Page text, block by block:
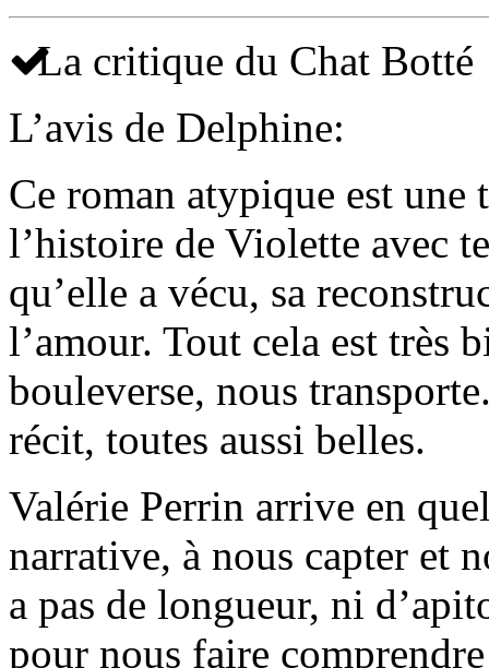
La critique du Chat Botté
L’avis de Delphine:
Ce roman atypique est une
l’histoire de Violette avec
qu’elle a vécu, sa
l’amour. Tout cela est très
bouleverse, nous
récit, toutes aussi belles.
Valérie Perrin arrive en
narrative, à nous capter et
a pas de longueur, ni
pour nous faire